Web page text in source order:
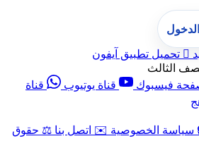
تحميل تطبيق آيفون
الثالث
فيسبوك قناة يوتيوب
قناة
الخصوصية ✉️ اتصل بنا ⚖️ حقوق